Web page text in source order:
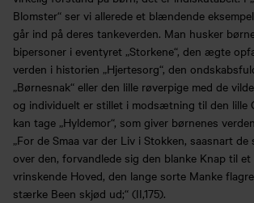
Blomster“ ser vi allerede et blændende
går ind på deres tankeverden. Man husker
bipersoner i eventyret „Storkene“, den ægte
verden i historien „Hjertesorg“, den
„Børnesnak“ eller den lille røverpige med de
og individuelt er stillet i modsætning til den lille
kan tage „Hyldemor“, som giver børnenes
„For de Smaa var der Liv i Stokken, saasnart
over den, forvandlede sig den blanke Knap til
vrinskende Hoved, den lange sorte Manke
stærke Been skjød ud;“ (II,175).